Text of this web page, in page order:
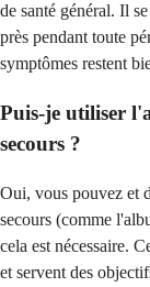
de santé général. Il
près pendant toute
symptômes restent
Puis-je utiliser
secours ?
Oui, vous pouvez et
secours (comme
cela est nécessaire.
et servent des